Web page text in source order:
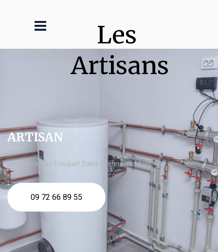
Les
Artisans
ARTISAN
chaudière gaz Frisquet Saint Étienne au Mont
09 72 66 89 55